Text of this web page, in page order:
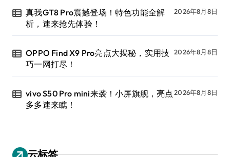
真我GT8 Pro震撼登场！特色功能全解
析，速来抢先体验！
2026年8月8日
OPPO Find X9 Pro亮点大揭秘，实用技
巧一网打尽！
2026年8月8日
vivo S50 Pro mini来袭！小屏旗舰，亮点
多多速来瞧！
2026年8月8日
云标签